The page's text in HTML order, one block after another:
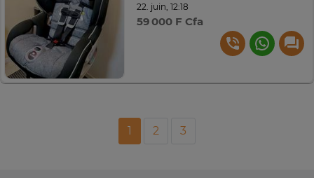
22. juin, 12:18
59 000 F Cfa
1 2 3